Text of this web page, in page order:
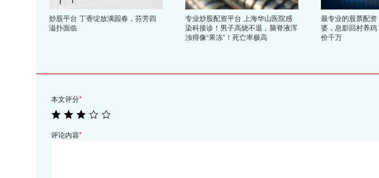
炒股平台 丁香绽放满园春，芬芳四
溢扑面临
专业炒股配资平台 上海华山医院感
染科接诊！男子高烧不退，脑脊液浑
浊得像“果冻”！死亡率极高
最专业的股票配资
婆，息影回村养
价千万
本文评分*
评论内容*